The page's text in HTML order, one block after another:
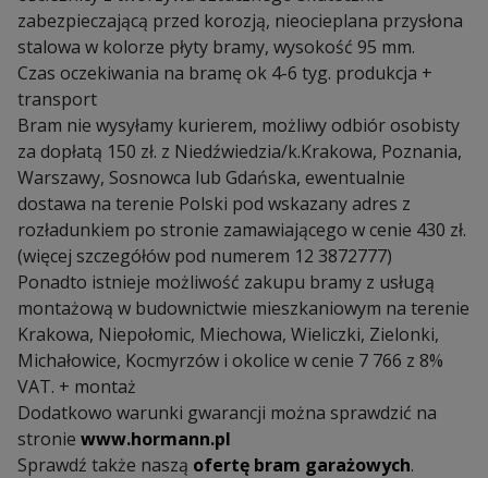
zabezpieczającą przed korozją, nieocieplana przysłona
stalowa w kolorze płyty bramy, wysokość 95 mm.
Czas oczekiwania na bramę ok 4-6 tyg. produkcja +
transport
Bram nie wysyłamy kurierem, możliwy odbiór osobisty
za dopłatą 150 zł. z Niedźwiedzia/k.Krakowa, Poznania,
Warszawy, Sosnowca lub Gdańska, ewentualnie
dostawa na terenie Polski pod wskazany adres z
rozładunkiem po stronie zamawiającego w cenie 430 zł.
(więcej szczegółów pod numerem 12 3872777)
Ponadto istnieje możliwość zakupu bramy z usługą
montażową w budownictwie mieszkaniowym na terenie
Krakowa, Niepołomic, Miechowa, Wieliczki, Zielonki,
Michałowice, Kocmyrzów i okolice w cenie 7 766 z 8%
VAT. + montaż
Dodatkowo warunki gwarancji można sprawdzić na
stronie www.hormann.pl
Sprawdź także naszą ofertę bram garażowych.